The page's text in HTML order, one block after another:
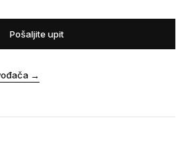
Pošaljite upit
→